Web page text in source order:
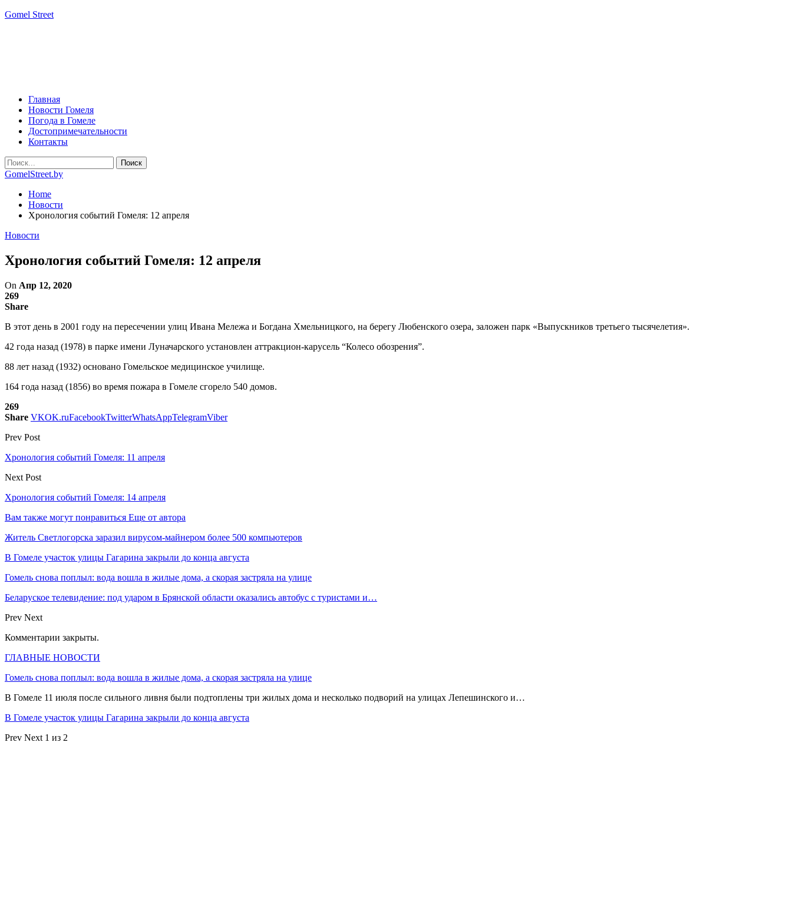
Gomel Street
Главная
Новости Гомеля
Погода в Гомеле
Достопримечательности
Контакты
GomelStreet.by
Home
Новости
Хронология событий Гомеля: 12 апреля
Новости
Хронология событий Гомеля: 12 апреля
On Апр 12, 2020
269
Share
В этот день в 2001 году на пересечении улиц Ивана Мележа и Богдана Хмельницкого, на берегу Любенского озера, заложен парк «Выпускников третьего тысячелетия».
42 года назад (1978) в парке имени Луначарского установлен аттракцион-карусель “Колесо обозрения”.
88 лет назад (1932) основано Гомельское медицинское училище.
164 года назад (1856) во время пожара в Гомеле сгорело 540 домов.
269
Share VKOK.ruFacebookTwitterWhatsAppTelegramViber
Prev Post
Хронология событий Гомеля: 11 апреля
Next Post
Хронология событий Гомеля: 14 апреля
Вам также могут понравиться Еще от автора
Житель Светлогорска заразил вирусом-майнером более 500 компьютеров
В Гомеле участок улицы Гагарина закрыли до конца августа
Гомель снова поплыл: вода вошла в жилые дома, а скорая застряла на улице
Беларуское телевидение: под ударом в Брянской области оказались автобус с туристами и…
Prev Next
Комментарии закрыты.
ГЛАВНЫЕ НОВОСТИ
Гомель снова поплыл: вода вошла в жилые дома, а скорая застряла на улице
В Гомеле 11 июля после сильного ливня были подтоплены три жилых дома и несколько подворий на улицах Лепешинского и…
В Гомеле участок улицы Гагарина закрыли до конца августа
Prev Next 1 из 2